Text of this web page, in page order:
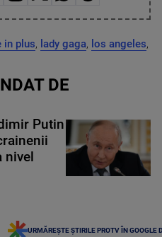
in plus, lady gaga, los angeles,
DE
Putin
nivel
URMĂREȘTE ȘTIRILE PROTV ÎN GOOGLE